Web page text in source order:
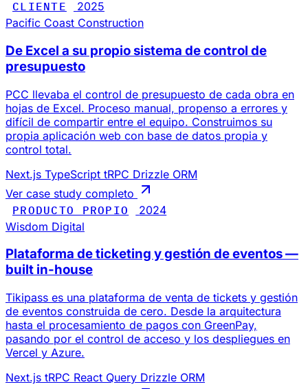
CLIENTE
2025
Pacific Coast Construction
De Excel a su propio sistema de control de
presupuesto
PCC llevaba el control de presupuesto de cada obra en
hojas de Excel. Proceso manual, propenso a errores y
difícil de compartir entre el equipo. Construimos su
propia aplicación web con base de datos propia y
control total.
Next.js TypeScript tRPC Drizzle ORM
Ver case study completo
PRODUCTO PROPIO
2024
Wisdom Digital
Plataforma de ticketing y gestión de eventos —
built in-house
Tikipass es una plataforma de venta de tickets y gestión
de eventos construida de cero. Desde la arquitectura
hasta el procesamiento de pagos con GreenPay,
pasando por el control de acceso y los despliegues en
Vercel y Azure.
Next.js tRPC React Query Drizzle ORM